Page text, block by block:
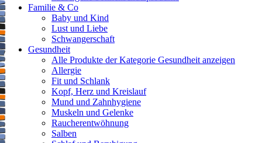
Familie & Co
Baby und Kind
Lust und Liebe
Schwangerschaft
Gesundheit
Alle Produkte der Kategorie Gesundheit anzeigen
Allergie
Fit und Schlank
Kopf, Herz und Kreislauf
Mund und Zahnhygiene
Muskeln und Gelenke
Raucherentwöhnung
Salben